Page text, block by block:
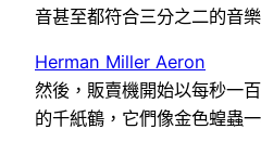
音甚至都符合三分之二的音
Herman Miller Aeron
然後，販賣機開始以每秒一
的千紙鶴，它們像金色蝗蟲